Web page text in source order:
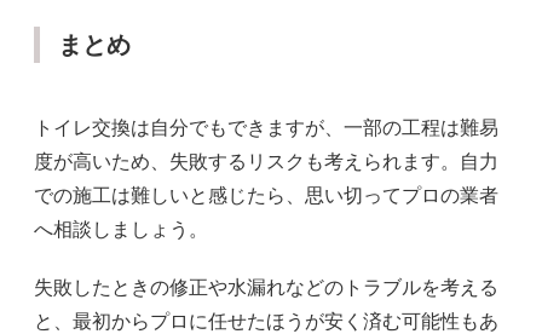
まとめ
トイレ交換は自分でもできますが、一部の工程は難易
度が高いため、失敗するリスクも考えられます。自力
での施工は難しいと感じたら、思い切ってプロの業者
へ相談しましょう。
失敗したときの修正や水漏れなどのトラブルを考える
と、最初からプロに任せたほうが安く済む可能性もあ